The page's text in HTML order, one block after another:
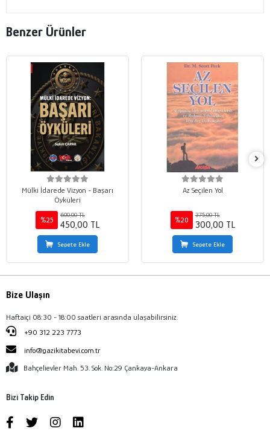
Benzer Ürünler
Mülki İdarede Vizyon - Başarı
Öyküleri
%25
600,00 TL
450,00 TL
Sepete Ekle
Az Seçilen Yol
%20
375,00 TL
300,00 TL
Sepete Ekle
Bize Ulaşın
Haftaiçi 08:30 - 18:00 saatleri arasında ulaşabilirsiniz.
+90 312 223 7773
info@gazikitabevi.com.tr
Bahçelievler Mah. 53. Sok. No:29 Çankaya-Ankara
Bizi Takip Edin